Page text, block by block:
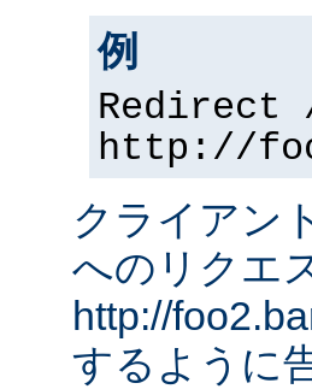
例
Redirect
http://
クライアン
へのリクエ
http://
するように